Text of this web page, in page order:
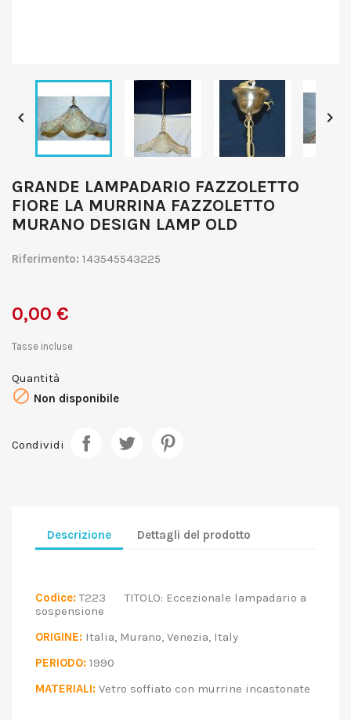
 
GRANDE LAMPADARIO FAZZOLETTO
FIORE LA MURRINA FAZZOLETTO
MURANO DESIGN LAMP OLD
Riferimento: 143545543225
0,00 €
Tasse incluse
Quantità
 Non disponibile
Condividi
Descrizione Dettagli del prodotto
Codice:T223 TITOLO: Eccezionale lampadario a
sospensione
ORIGINE: Italia, Murano, Venezia, Italy
PERIODO: 1990
MATERIALI: Vetro soffiato con murrine incastonate